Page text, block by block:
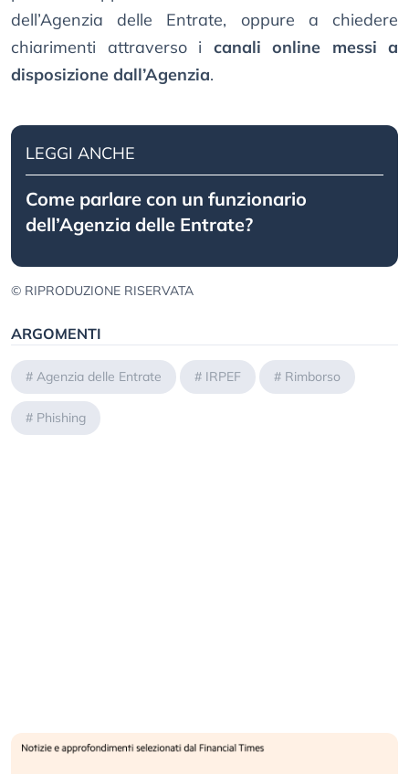
dell’Agenzia delle Entrate, oppure a chiedere
chiarimenti attraverso i canali online messi a
disposizione dall’Agenzia.
LEGGI ANCHE
Come parlare con un funzionario
dell’Agenzia delle Entrate?
© RIPRODUZIONE RISERVATA
ARGOMENTI
# Agenzia delle Entrate # IRPEF # Rimborso
# Phishing